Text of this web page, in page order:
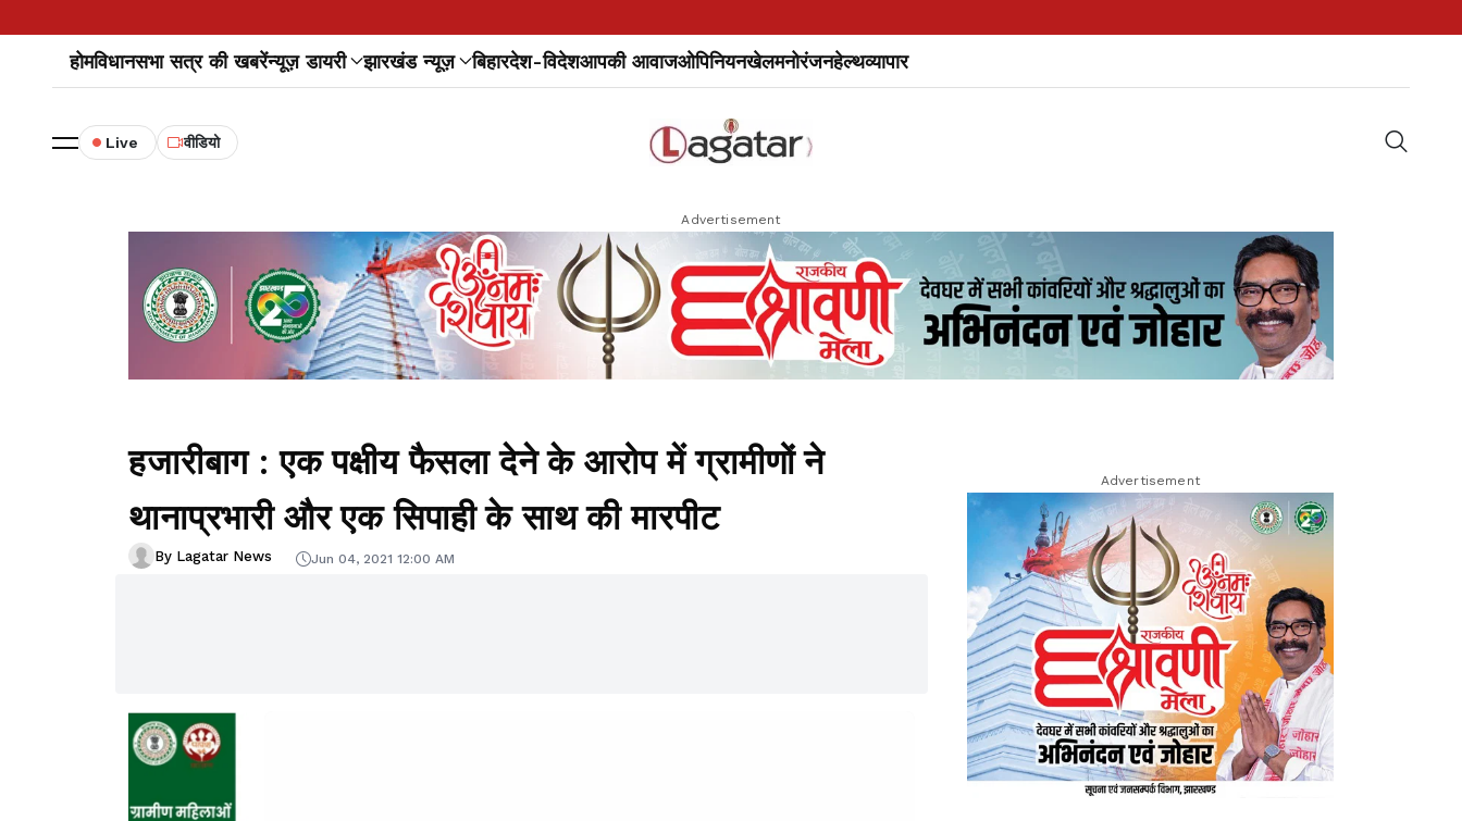
होमविधानसभा सत्र की खबरेंन्यूज़ डायरी झारखंड न्यूज़ बिहारदेश-विदेशआपकी आवाजओपिनियनखेलमनोरंजनहेल्थव्यापार
Live वीडियो
Advertisement
हजारीबाग : एक पक्षीय फैसला देने के आरोप में ग्रामीणों ने
थानाप्रभारी और एक सिपाही के साथ की मारपीट
By Lagatar News Jun 04, 2021 12:00 AM
Advertisement